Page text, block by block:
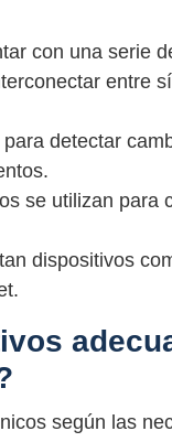
con una serie
entre
detectar
se utilizan para
dispositivos
según las